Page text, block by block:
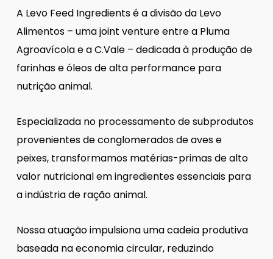
A Levo Feed Ingredients é a divisão da Levo
Alimentos – uma joint venture entre a Pluma
Agroavícola e a C.Vale – dedicada à produção de
farinhas e óleos de alta performance para
nutrição animal.
Especializada no processamento de subprodutos
provenientes de conglomerados de aves e
peixes, transformamos matérias-primas de alto
valor nutricional em ingredientes essenciais para
a indústria de ração animal.
Nossa atuação impulsiona uma cadeia produtiva
baseada na economia circular, reduzindo